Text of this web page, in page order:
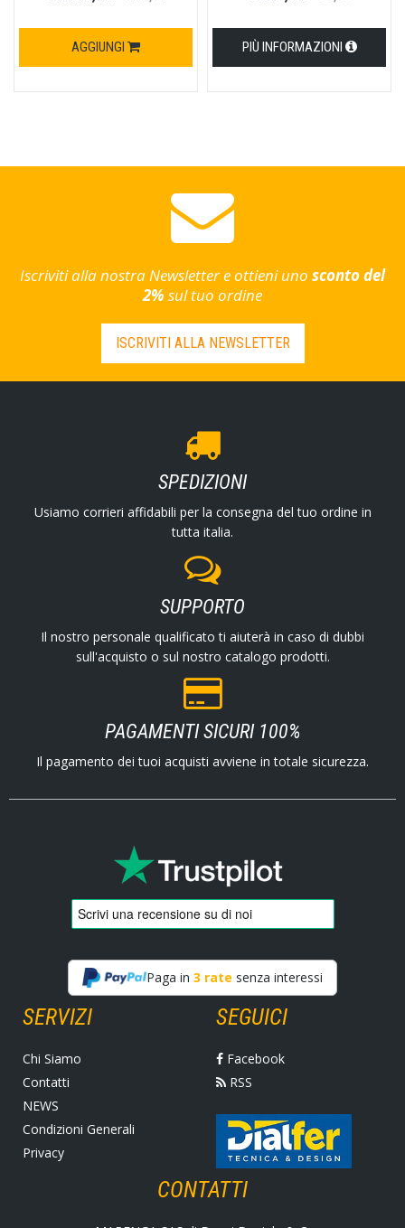
AGGIUNGI PIÙ INFORMAZIONI
Iscriviti alla nostra Newsletter e ottieni uno sconto del
2% sul tuo ordine
ISCRIVITI ALLA NEWSLETTER
SPEDIZIONI
Usiamo corrieri affidabili per la consegna del tuo ordine in
tutta italia.
SUPPORTO
Il nostro personale qualificato ti aiuterà in caso di dubbi
sull'acquisto o sul nostro catalogo prodotti.
PAGAMENTI SICURI 100%
Il pagamento dei tuoi acquisti avviene in totale sicurezza.
Paga in 3 rate senza interessi
SERVIZI
Chi Siamo
Contatti
NEWS
Condizioni Generali
Privacy
SEGUICI
Facebook
RSS
CONTATTI